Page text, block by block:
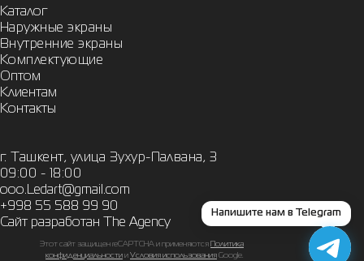
Каталог
Наружные экраны
Внутренние экраны
Комплектующие
Оптом
Клиентам
Контакты
г. Ташкент, улица Зухур-Палвана, 3
09:00 - 18:00
ooo.Ledart@gmail.com
+998 55 588 99 90
Сайт разработан The Agency
Этот сайт защищен reCAPTCHA и применяются
Политика
конфиденциальности и Условия использования Google.
Напишите нам в Telegram